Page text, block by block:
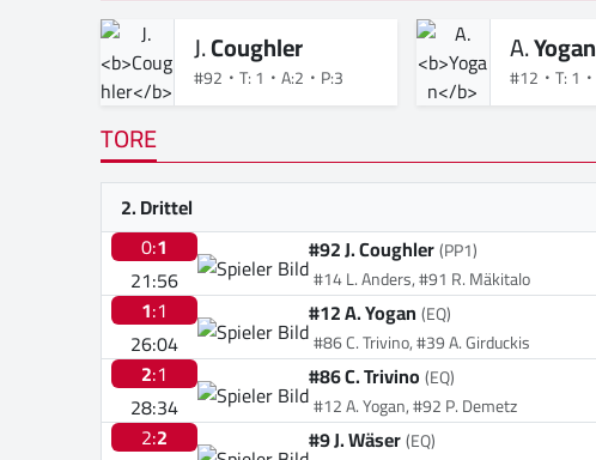
J.Coughler
#92 T: 1 A:2 P:3
A.Yogan
#12 T: 1
TORE
2. Drittel
0:1
21:56
#92 J. Coughler(PP1)
#14 L. Anders, #91 R. Mäkitalo
1:1
26:04
#12 A. Yogan(EQ)
#86 C. Trivino, #39 A. Girduckis
2:1
28:34
#86 C. Trivino(EQ)
#12 A. Yogan, #92 P. Demetz
2:2
#9 J. Wäser(EQ)